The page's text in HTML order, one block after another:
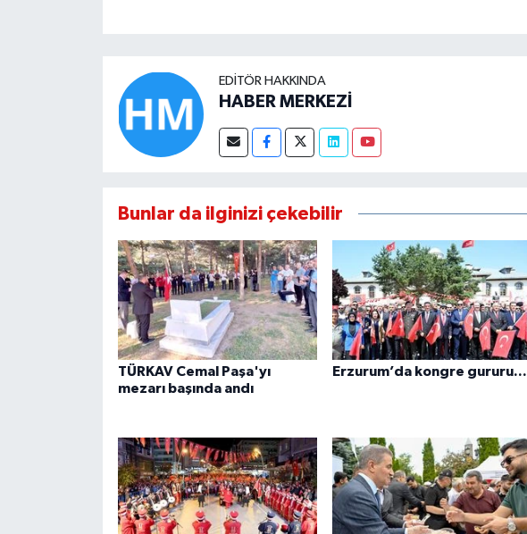
EDITÖR HAKKINDA
HABER MERKEZİ
Bunlar da ilginizi çekebilir
TÜRKAV Cemal Paşa'yı
mezarı başında andı
Erzurum’da kongre gururu...